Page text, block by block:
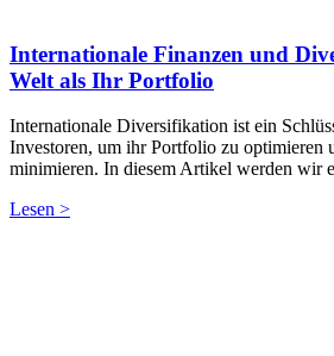
Internationale Finanzen und
Welt als Ihr Portfolio
Internationale Diversifikation ist ein
Investoren, um ihr Portfolio zu optimieren
minimieren. In diesem Artikel werden wir
Lesen >